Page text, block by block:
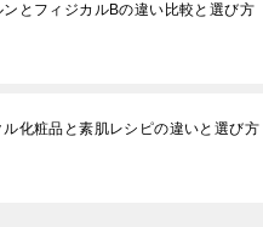
ンとフィジカルBの違い比較と選び方
ル化粧品と素肌レシピの違いと選び方